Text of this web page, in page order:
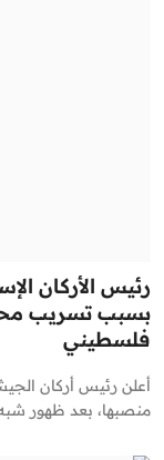
رئيس الأركان
بسبب تسريب
فلسطيني
أعلن رئيس أركان
منصبها، بعد ظهور